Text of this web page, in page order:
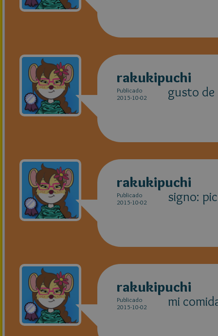
rakukipuchi
Publicado
2015-10-02
gusto de
rakukipuchi
Publicado
2015-10-02
signo:
rakukipuchi
Publicado
2015-10-02
mi